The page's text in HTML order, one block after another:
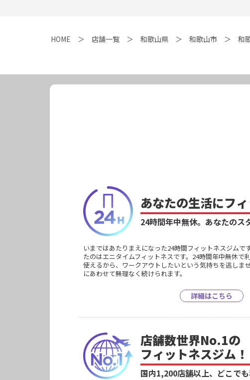
HOME 店舗一覧 和歌山県 和歌山市 和
あなたの生活にフ
24時間年中無休。 あなたのス
いまではあたりまえになった24時間フィットネスジムで
たのはエニタイムフィットネスです。24時間年中無休で
使えるから、ワークアウトしたいという気持ちを逃しま
にあわせて無理なく続けられます。
詳細はこちら
店舗数世界No.1の
フィットネスジム！
国内1,200店舗以上、 どこで